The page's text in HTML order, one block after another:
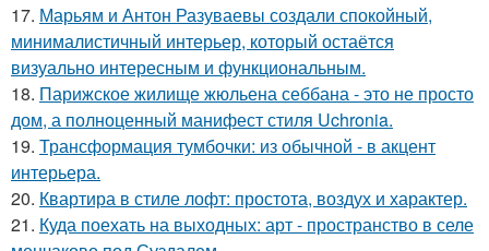
17. Марьям и Антон Разуваевы создали спокойный,
минималистичный интерьер, который остаётся
визуально интересным и функциональным.
18. Парижское жилище жюльена себбана - это не просто
дом, а полноценный манифест стиля Uchronia.
19. Трансформация тумбочки: из обычной - в акцент
интерьера.
20. Квартира в стиле лофт: простота, воздух и характер.
21. Куда поехать на выходных: арт - пространство в селе